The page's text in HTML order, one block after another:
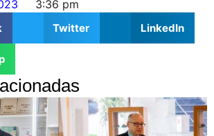
3:36 pm
Twitter LinkedIn